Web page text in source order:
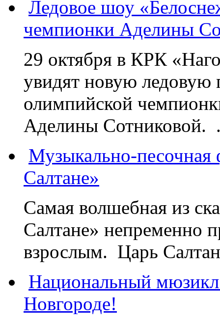
Ледовое шоу
чемпионки Аделины
29 октября в КРК
увидят новую ледовую
олимпийской
Аделины Сотниковой.
Музыкально-песочная
Салтане»
Самая волшебная из
Салтане» непременно
взрослым. Царь
Национальный
Новгороде!